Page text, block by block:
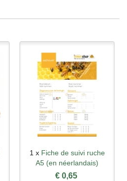
1 x Fiche de suivi ruche
A5 (en néerlandais)
€ 0,65